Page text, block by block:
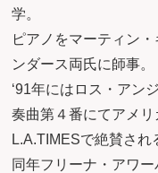
学。
ピアノをマーティン
ンダース両氏に師事。
‘91年にはロス・アン
奏曲第４番にてアメリ
L.A.TIMESで絶賛され
同年フリーナ・アワ